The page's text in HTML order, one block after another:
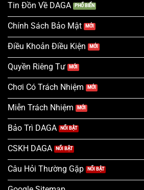
Tin Đồn Về DAGA
Chính Sách Bảo Mật
Điều Khoản Điều Kiện
Quyền Riêng Tư
Chơi Có Trách Nhiệm
Miễn Trách Nhiệm
Bảo Trì DAGA
CSKH DAGA
Câu Hỏi Thường Gặp